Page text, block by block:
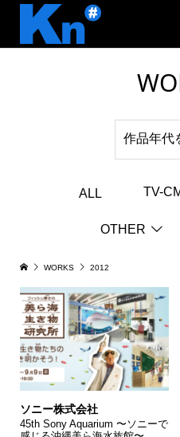
作品年代
ALL TV-
OTHER
WORKS 2012
ソニー株式会社
45th Sony Aquarium 〜ソニーで